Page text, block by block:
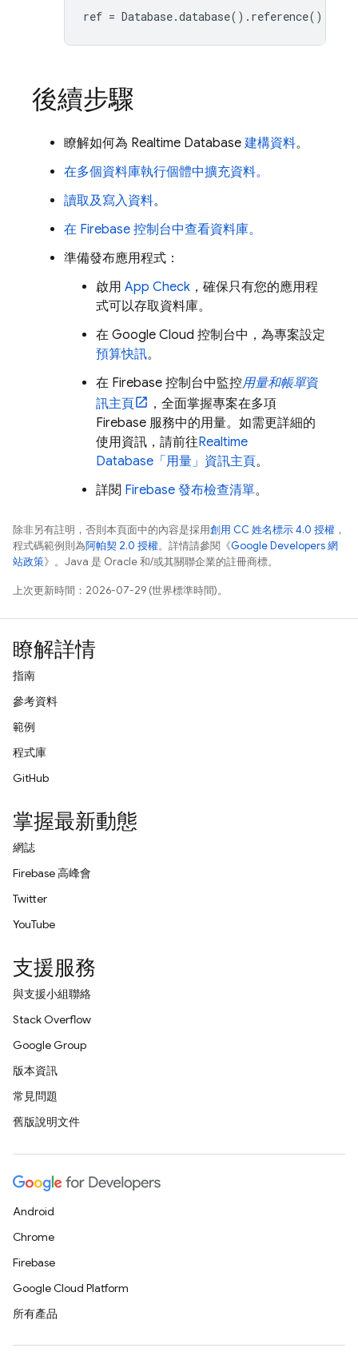
ref = Database.database(). reference()
後續步驟
瞭解如何為 Realtime Database 建構資料。
在多個資料庫執行個體中擴充資料。
讀取及寫入資料。
在 Firebase 控制台中查看資料庫。
準備發布應用程式：
啟用 App Check ，確保只有您的應用程
式可以存取資料庫。
在 Google Cloud 控制台中，為專案設定
預算快訊。
在 Firebase 控制台中監控用量和帳單資
訊主頁
，全面掌握專案在多項
Firebase 服務中的用量。如需更詳細的
使用資訊，請前往Realtime
Database 「用量」資訊主頁。
詳閱 Firebase 發布檢查清單。
除非另有註明，否則本頁面中的內容是採用創用 CC 姓名標示 4.0 授權 ，
程式碼範例則為阿帕契 2.0 授權。詳情請參閱《Google Developers 網
站政策》。Java 是 Oracle 和/或其關聯企業的註冊商標。
上次更新時間：2026-07-29 (世界標準時間)。
瞭解詳情
指南
參考資料
範例
程式庫
GitHub
掌握最新動態
網誌
Firebase 高峰會
Twitter
YouTube
支援服務
與支援小組聯絡
Stack Overflow
Google Group
版本資訊
常見問題
舊版說明文件
Android
Chrome
Firebase
Google Cloud Platform
所有產品